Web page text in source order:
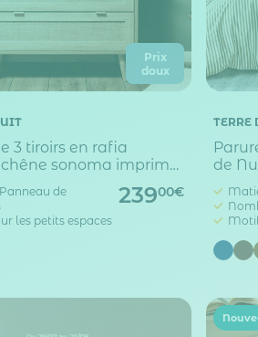
Prix
doux
3 tiroirs en rafia
sonoma imprimé
cannage - CO7073-2
de
les petits espaces
23900€
TERRE
de